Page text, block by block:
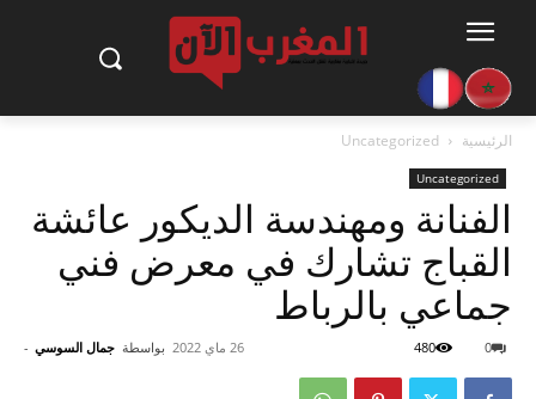
الرئيسية Uncategorized
Uncategorized
الفنانة ومهندسة الديكور عائشة
القباج تشارك في معرض فني
جماعي بالرباط
بواسطة جمال السوسي - 26 ماي 2022 0
480